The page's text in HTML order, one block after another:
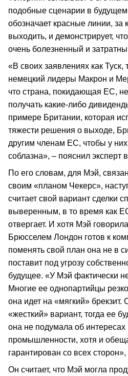
подобные сценарии в
обозначает красные линии, за
выходить, и демонстрирует,
очень болезненный и
«В своих заявлениях как Туск,
немецкий лидеры Макрон и
что страна, покидающая ЕС,
получать какие-либо
примере Британии, которая
тяжести решения о выходе,
другим членам ЕС, чтобы у
соблазна», – пояснил эксперт
По его словам, для Мэй,
своим «планом Чекерс»,
считает свой вариант сделки
выверенным, в то время как
отвергает. И хотя Мэй
Брюсселем Лондон готов к
поменять свой план она не в
поставит под угрозу
будущее. «У Мэй фактически
Многие ее однопартийцы
она идет на «мягкий» брекзит.
«жесткий» вариант, тогда ее
она не подумала об интересах
промышленности, хотя и
гарантирован со всех
Он считает, что Мэй могла